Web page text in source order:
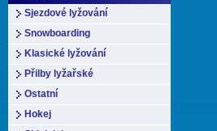
Sjezdové lyžování
Snowboarding
Klasické lyžování
Přilby lyžařské
Ostatní
Hokej